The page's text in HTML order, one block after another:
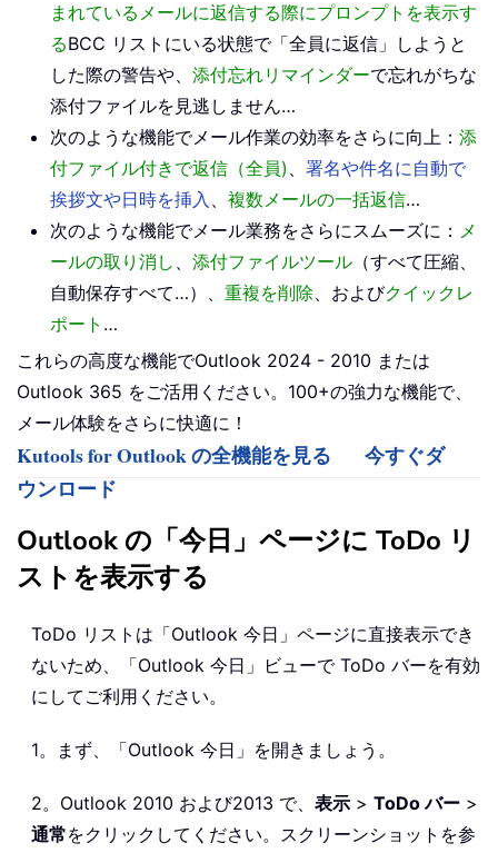
まれているメールに返信する際にプロンプトを表示す
るBCC リストにいる状態で「全員に返信」しようと
した際の警告や、 添付忘れリマインダーで忘れがちな
添付ファイルを見逃しません…
次のような機能でメール作業の効率をさらに向上： 添
付ファイル付きで返信（全員) 、 署名や件名に自動で
挨拶文や日時を挿入 、 複数メールの一括返信…
次のような機能でメール業務をさらにスムーズに： メ
ールの取り消し 、 添付ファイルツール （すべて圧縮、
自動保存すべて…）、 重複を削除、およびクイックレ
ポート …
これらの高度な機能でOutlook 2024 - 2010 または
Outlook 365 をご活用ください。100+の強力な機能で、
メール体験をさらに快適に！
Kutools for Outlook の全機能を見る
今すぐダ
ウンロード
Outlook の「今日」ページに ToDo リ
ストを表示する
ToDo リストは「Outlook 今日」ページに直接表示でき
ないため、「Outlook 今日」ビューで ToDo バーを有効
にしてご利用ください。
1。まず、「Outlook 今日」を開きましょう。
2。Outlook 2010 および2013 で、 表示 > ToDo バー >
通常をクリックしてください。スクリーンショットを参